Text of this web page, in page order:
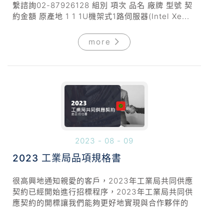
繫諮詢02-87926128 組別 項次 品名 廠牌 型號 契
約金額 原產地 1 1 1U機架式1路伺服器(Intel Xe...
more
2023 - 08 - 09
2023 工業局品項規格書
很高興地通知親愛的客戶，2023年工業局共同供應
契約已經開始進行招標程序，2023年工業局共同供
應契約的開標讓我們能夠更好地實現與合作夥伴的